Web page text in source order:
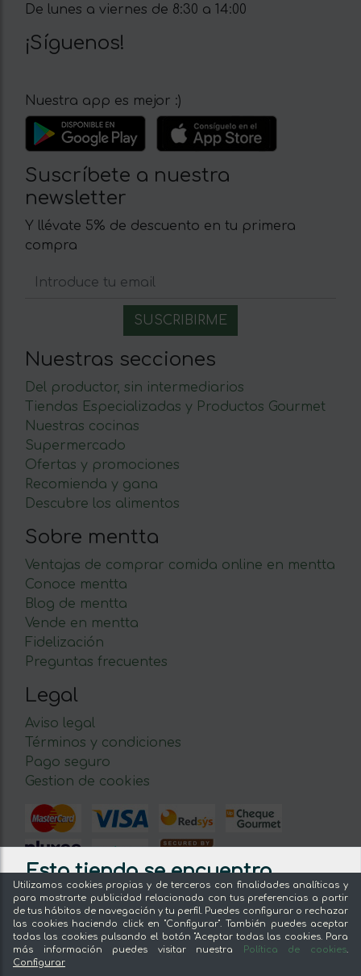
Esta tienda se encuentra
cerrada por vacaciones hasta
el 31/08/2026
La tienda sigue admitiendo pedidos, pero no
se procesarán hasta que vuelvan de
De lunes a viernes de 8:30 a 14:00
¡Síguenos!
Nuestra app es mejor :)
Suscríbete a nuestra
newsletter
Y llévate 5% de descuento en tu primera
compra
Nuestras secciones
Del productor, sin intermediarios
Tiendas Especializadas y Productos Gourmet
Nuestras cocinas
Supermercado
Ofertas y promociones
Recomienda y gana
Descubre los alimentos
Sobre mentta
Ventajas de comprar comida online en mentta
Conoce mentta
Blog de mentta
Vende en mentta
Fidelización
Preguntas frecuentes
Legal
Aviso legal
Términos y condiciones
Pago seguro
Gestion de cookies
© 2026 mentta — Todos los derechos
Utilizamos cookies propias y de terceros con finalidades analíticas y
para mostrarte publicidad relacionada con tus preferencias a partir
de tus hábitos de navegación y tu perfil. Puedes configurar o rechazar
las cookies haciendo click en "Configurar". También puedes aceptar
todas las cookies pulsando el botón "Aceptar todas las cookies. Para
más información puedes visitar nuestra
Política de cookies.
Configurar